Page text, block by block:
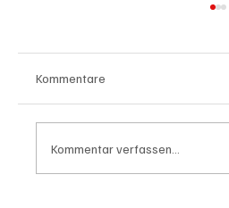
Kommentare
Kommentar verfassen...